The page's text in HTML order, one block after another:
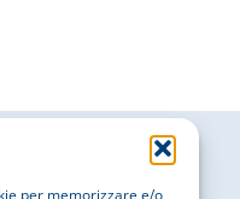
per memorizzare e/o